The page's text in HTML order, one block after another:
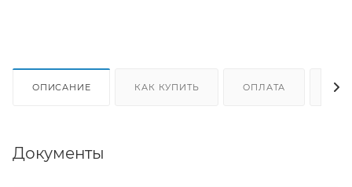
ОПИСАНИЕ КАК КУПИТЬ ОПЛАТА
Документы